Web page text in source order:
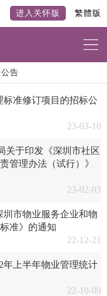
进入关怀版 繁體版
告
准修订项目的招标公
23-03-10
关于印发《深圳市社区
管理办法（试行）》
23-02-03
市物业服务企业和物
准》的通知
22-12-21
年上半年物业管理统计
22-10-09